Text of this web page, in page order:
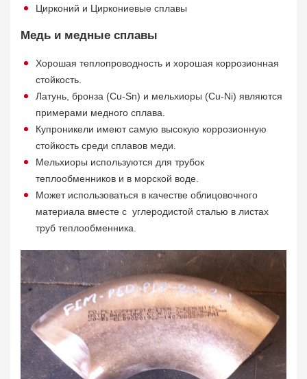
Цирконий и Циркониевые сплавы
Медь и медные сплавы
Хорошая теплопроводность и хорошая коррозионная
стойкость.
Латунь, бронза (Cu-Sn) и мельхиоры (Cu-Ni) являются
примерами медного сплава.
Купроникели имеют самую высокую коррозионную
стойкость среди сплавов меди.
Мельхиоры используются для трубок
теплообменников и в морской воде.
Может использоваться в качестве облицовочного
материала вместе с углеродистой сталью в листах
труб теплообменника.